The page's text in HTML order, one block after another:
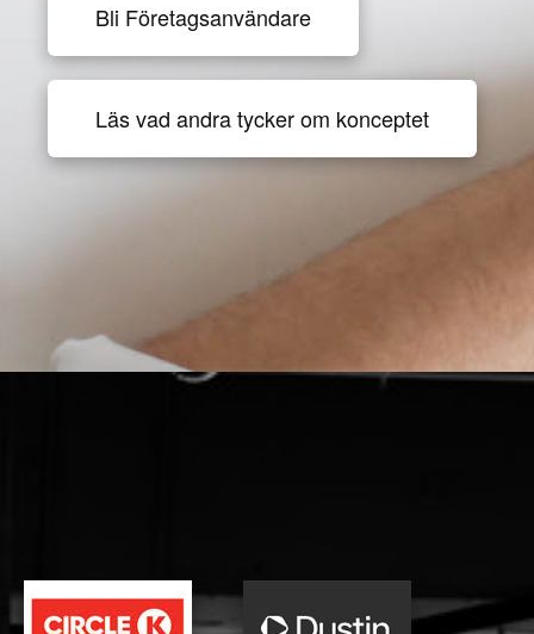
Bli Företagsanvändare
Läs vad andra tycker om konceptet